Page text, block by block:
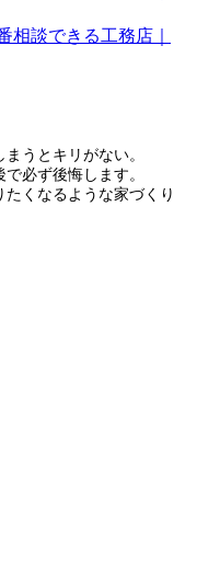
うとキリがない。
必ず後悔します。
くなるような家づくり